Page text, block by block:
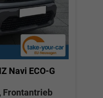
Navi ECO-G
Frontantrieb